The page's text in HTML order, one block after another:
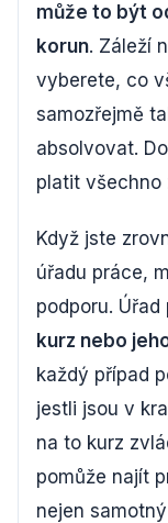
může to být
korun. Záleží
vyberete, co
samozřejmě
absolvovat.
platit všechno
Když jste
úřadu práce,
podporu.
kurz nebo
každý případ
jestli jsou v
na to kurz
pomůže najít
nejen